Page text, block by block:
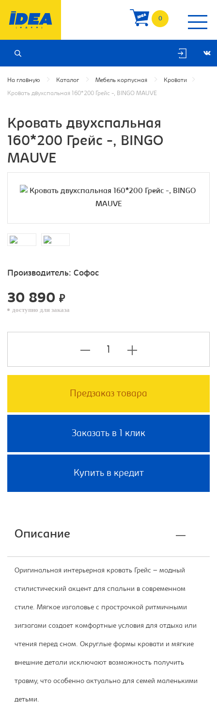
0
На главную Каталог Мебель корпусная Кровати
Кровать двухспальная 160*200 Грейс -, BINGO MAUVE
Кровать двухспальная
160*200 Грейс -, BINGO
MAUVE
Производитель: Софос
30 890 ₽
доступно для заказа
Предзаказ товара
Заказать в 1 клик
Купить в кредит
Описание
Оригинальная интерьерная кровать Грейс – модный
стилистический акцент для спальни в современном
стиле. Мягкое изголовье с прострочкой ритмичными
зигзагами создает комфортные условия для отдыха или
чтения перед сном. Округлые формы кровати и мягкие
внешние детали исключают возможность получить
травму, что особенно актуально для семей маленькими
детьми.